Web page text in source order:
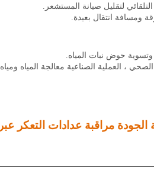
لتقليل صيانة المستشعر.
ومسافة انتقال بعيدة.
وتسوية حوض نبات المياه.
الصحي ، العملية الصناعية معالجة المياه